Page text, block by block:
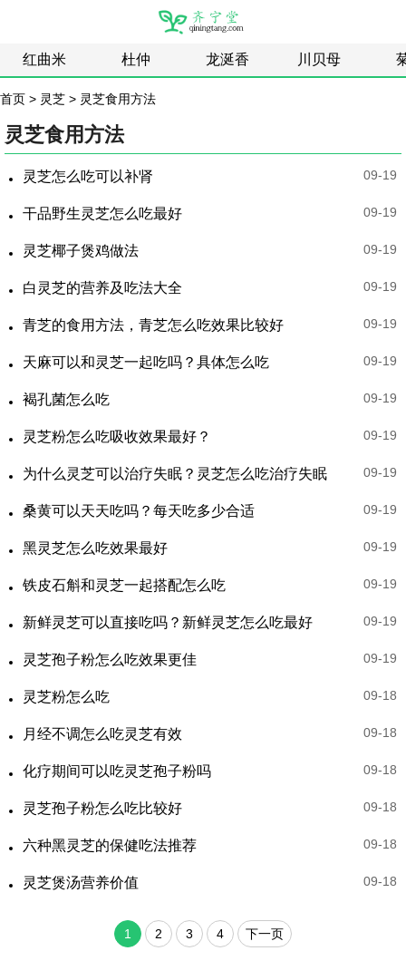
红曲米 杜仲 龙涎香 川贝母
首页 > 灵芝 > 灵芝食用方法
灵芝食用方法
灵芝怎么吃可以补肾 09-19
干品野生灵芝怎么吃最好 09-19
灵芝椰子煲鸡做法 09-19
白灵芝的营养及吃法大全 09-19
青芝的食用方法，青芝怎么吃效果比较好 09-19
天麻可以和灵芝一起吃吗？具体怎么吃 09-19
褐孔菌怎么吃 09-19
灵芝粉怎么吃吸收效果最好？ 09-19
为什么灵芝可以治疗失眠？灵芝怎么吃治疗失眠 09-19
桑黄可以天天吃吗？每天吃多少合适 09-19
黑灵芝怎么吃效果最好 09-19
铁皮石斛和灵芝一起搭配怎么吃 09-19
新鲜灵芝可以直接吃吗？新鲜灵芝怎么吃最好 09-19
灵芝孢子粉怎么吃效果更佳 09-19
灵芝粉怎么吃 09-18
月经不调怎么吃灵芝有效 09-18
化疗期间可以吃灵芝孢子粉吗 09-18
灵芝孢子粉怎么吃比较好 09-18
六种黑灵芝的保健吃法推荐 09-18
灵芝煲汤营养价值 09-18
1 2 3 4 下一页